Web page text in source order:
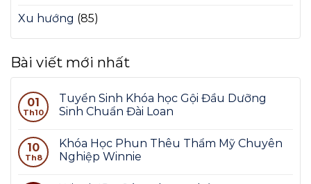
Xu hướng (85)
Bài viết mới nhất
01
Th10
Tuyển Sinh Khóa học Gội Đầu Dưỡng
Sinh Chuẩn Đài Loan
10
Th8
Khóa Học Phun Thêu Thẩm Mỹ Chuyên
Nghiệp Winnie